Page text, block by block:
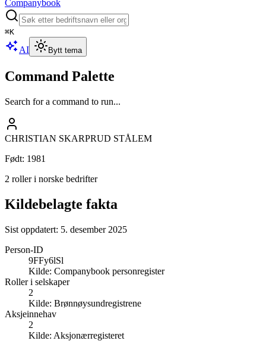
Companybook
⌘K
AI Bytt tema
Command Palette
Search for a command to run...
CHRISTIAN SKARPRUD STÅLEM
Født: 1981
2 roller i norske bedrifter
Kildebelagte fakta
Sist oppdatert: 5. desember 2025
Person-ID
9FFy6lSl
Kilde: Companybook personregister
Roller i selskaper
2
Kilde: Brønnøysundregistrene
Aksjeinnehav
2
Kilde: Aksjonærregisteret